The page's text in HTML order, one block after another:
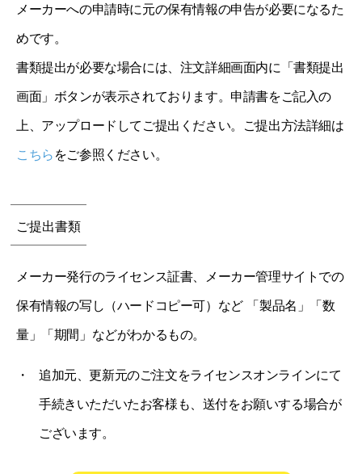
メーカーへの申請時に元の保有情報の申告が必要になるた
めです。
書類提出が必要な場合には、注文詳細画面内に「書類提出
画面」ボタンが表示されております。申請書をご記入の
上、アップロードしてご提出ください。ご提出方法詳細は
こちら をご参照ください。
ご提出書類
メーカー発行のライセンス証書、メーカー管理サイトでの
保有情報の写し（ハードコピー可）など 「製品名」「数
量」「期間」などがわかるもの。
追加元、更新元のご注文をライセンスオンラインにて
手続きいただいたお客様も、送付をお願いする場合が
ございます。